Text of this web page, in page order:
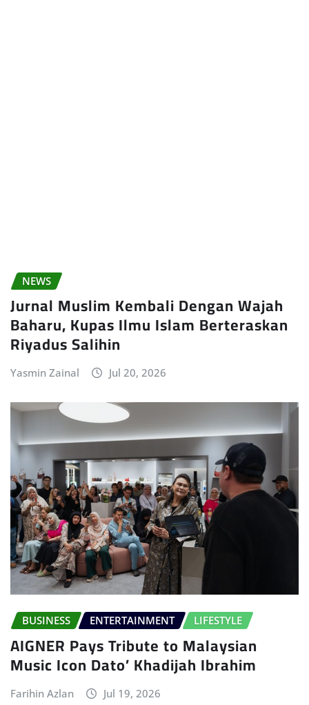
NEWS
Jurnal Muslim Kembali Dengan Wajah
Baharu, Kupas Ilmu Islam Berteraskan
Riyadus Salihin
Yasmin Zainal Jul 20, 2026
BUSINESS ENTERTAINMENT LIFESTYLE
AIGNER Pays Tribute to Malaysian
Music Icon Dato’ Khadijah Ibrahim
Farihin Azlan Jul 19, 2026